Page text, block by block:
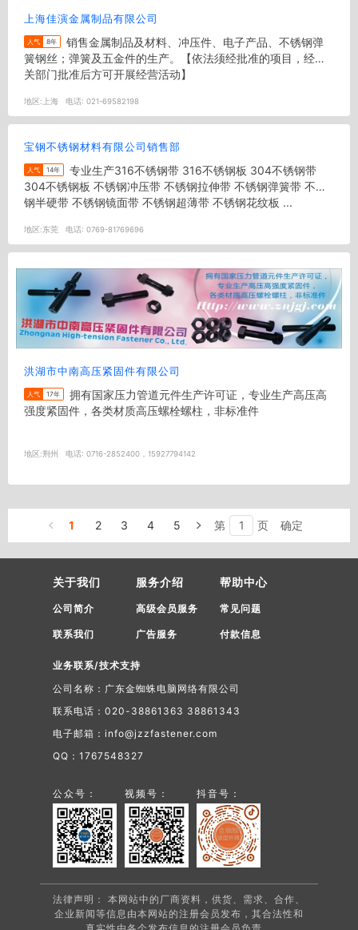
上海佳演金属制品有限公司
人气 8年
簧钢丝；弹簧及五金件的生产。【依法须经批准的项目，经相
关部门批准后方可开展经营活动】
地区: 上海 电话: 021-69582198
宝钢不锈钢材料有限公司销售部
人气 14年
304不锈钢板 不锈钢冲压带 不锈钢拉伸带 不锈钢弹簧带 不锈
钢半硬带 不锈钢镜面带 不锈钢超薄带 不锈钢花纹板 ...
地区:东莞 电话: 0769-81769696
洪湖市中南高压紧固件有限公司
人气 17年
强度紧固件，各类材质高压螺栓螺柱，非标准件
地区:荆州 电话: 0716-2852400，15927794142
1 2 3 4 5 第 页 确定
关于我们
公司简介
联系我们
服务介绍
高级会员服务
广告服务
帮助中心
常见问题
付款信息
业务联系/技术支持
公司名称：广东金蜘蛛电脑网络有限公司
联系电话：020-38861363 38861343
电子邮箱：info@jzzfastener.com
QQ：1767548327
公众号： 视频号： 抖音号：
法律声明： 本网站中的厂商资料，供货、需求、合作、
企业新闻等信息由本网站的注册会员发布，其合法性和